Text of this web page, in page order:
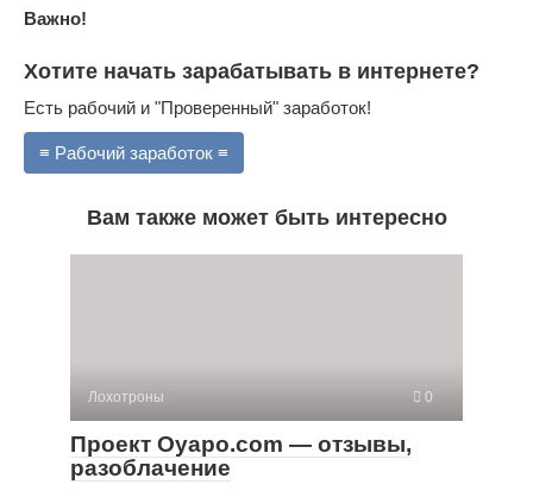
Важно!
Хотите начать зарабатывать в интернете?
Есть рабочий и "Проверенный" заработок!
≡ Рабочий заработок ≡
Вам также может быть интересно
Лохотроны 0
Проект Oyapo.com — отзывы,
разоблачение